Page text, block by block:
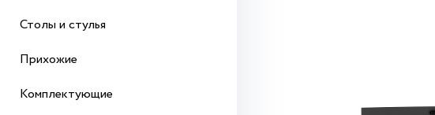
Столы и стулья
Прихожие
Комплектующие